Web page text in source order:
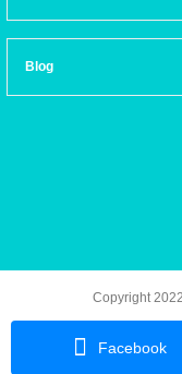
Facebook
Blog
Copyright
Kredi kartı